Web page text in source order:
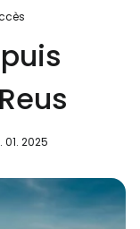
2025
voyageurs